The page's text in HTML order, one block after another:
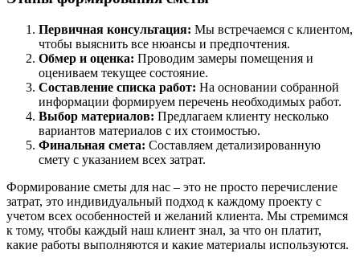
Первичная консультация: Мы встречаемся с клиентом,
чтобы выяснить все нюансы и предпочтения.
Обмер и оценка: Проводим замеры помещения и
оцениваем текущее состояние.
Составление списка работ: На основании собранной
информации формируем перечень необходимых работ.
Выбор материалов: Предлагаем клиенту несколько
вариантов материалов с их стоимостью.
Финальная смета: Составляем детализированную
смету с указанием всех затрат.
Формирование сметы для нас – это не просто перечисление
затрат, это индивидуальный подход к каждому проекту с
учетом всех особенностей и желаний клиента. Мы стремимся
к тому, чтобы каждый наш клиент знал, за что он платит,
какие работы выполняются и какие материалы используются.